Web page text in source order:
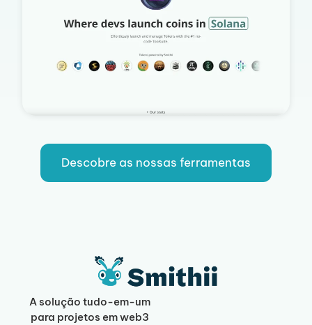
Descobre as nossas ferramentas
A solução tudo-em-um
para projetos em web3